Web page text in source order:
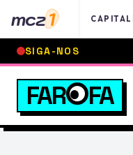
mcz1 CAPITAL
SIGA-NOS
FAR FA